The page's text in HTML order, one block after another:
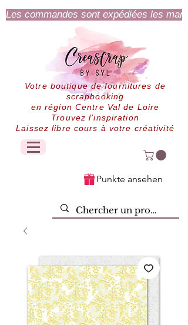
Les commandes sont expédiées les
Votre boutique de fournitures de
scrapbooking
en région Centre Val de Loire
Trouvez l'inspiration
Laissez libre cours à votre créativité
Punkte ansehen